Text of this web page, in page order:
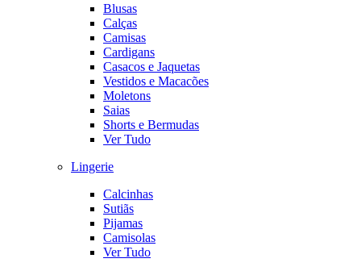
Blusas
Calças
Camisas
Cardigans
Casacos e Jaquetas
Vestidos e Macacões
Moletons
Saias
Shorts e Bermudas
Ver Tudo
Lingerie
Calcinhas
Sutiãs
Pijamas
Camisolas
Ver Tudo